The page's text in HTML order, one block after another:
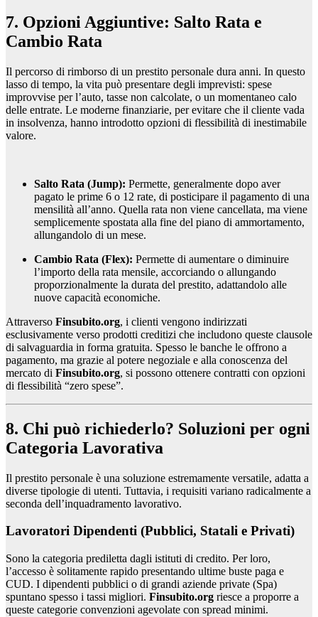
7. Opzioni Aggiuntive: Salto Rata e
Cambio Rata
Il percorso di rimborso di un prestito personale dura anni. In questo
lasso di tempo, la vita può presentare degli imprevisti: spese
improvvise per l’auto, tasse non calcolate, o un momentaneo calo
delle entrate. Le moderne finanziarie, per evitare che il cliente vada
in insolvenza, hanno introdotto opzioni di flessibilità di inestimabile
valore.
Salto Rata (Jump): Permette, generalmente dopo aver
pagato le prime 6 o 12 rate, di posticipare il pagamento di una
mensilità all’anno. Quella rata non viene cancellata, ma viene
semplicemente spostata alla fine del piano di ammortamento,
allungandolo di un mese.
Cambio Rata (Flex): Permette di aumentare o diminuire
l’importo della rata mensile, accorciando o allungando
proporzionalmente la durata del prestito, adattandolo alle
nuove capacità economiche.
Attraverso Finsubito.org, i clienti vengono indirizzati
esclusivamente verso prodotti creditizi che includono queste clausole
di salvaguardia in forma gratuita. Spesso le banche le offrono a
pagamento, ma grazie al potere negoziale e alla conoscenza del
mercato di Finsubito.org, si possono ottenere contratti con opzioni
di flessibilità “zero spese”.
8. Chi può richiederlo? Soluzioni per ogni
Categoria Lavorativa
Il prestito personale è una soluzione estremamente versatile, adatta a
diverse tipologie di utenti. Tuttavia, i requisiti variano radicalmente a
seconda dell’inquadramento lavorativo.
Lavoratori Dipendenti (Pubblici, Statali e Privati)
Sono la categoria prediletta dagli istituti di credito. Per loro,
l’accesso è solitamente rapido presentando ultime buste paga e
CUD. I dipendenti pubblici o di grandi aziende private (Spa)
spuntano spesso i tassi migliori. Finsubito.org riesce a proporre a
queste categorie convenzioni agevolate con spread minimi.